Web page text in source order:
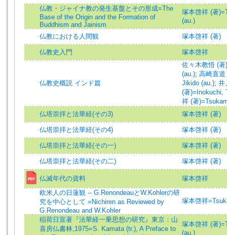
仏教・ジャイナ教の発生基盤とその形成=The
Base of the Origin and the Formation of
Buddhism and Jainism
塚本啓祥 (著
(au.)
仏教における人間観 塚本啓祥 (著)
仏教史入門 塚本啓祥
仏教史概説 インド篇
佐々木教悟 (
(au.); 高崎直
Jikido (au.); 井
(著)=Inokuchi,
祥 (著
仏塔崇拝と法華経(その3)
塚本啓祥 (著)
仏塔崇拝と法華経(その4) 塚本啓祥 (著)
仏塔崇拝と法華経(その一) 塚本啓祥 (著)
仏塔崇拝と法華経(その二) 塚本啓祥 (著)
仏滅年代の資料
塚本啓祥
欧米人の日蓮観 -- G.RenondeauとW.Kohlerの研
究を中心として =Nichiren as Reviewed by
G.Renondeau and W.Kohler
塚本啓祥
稲荷日宣著『法華経一乗思想の研究』東京：山
喜房仏書林,1975=S. Kamata (tr.), A Preface to
塚本啓祥 (著
(au.)